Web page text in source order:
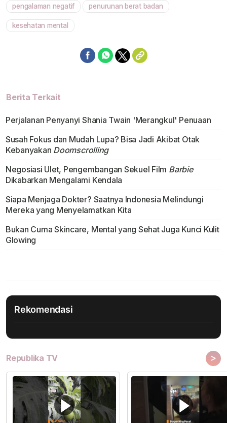
pengalaman negatif penurunan berat badan
kesehatan mental
Berita Terkait
Perjalanan Penyanyi Shania Twain 'Merangkul' Penuaan
Susah Fokus dan Mudah Lupa? Bisa Jadi Akibat Otak
Kebanyakan Doomscrolling
Negosiasi Ulet, Pengembangan Sekuel Film Barbie
Dikabarkan Mengalami Kendala
Siapa Menjaga Dokter? Saatnya Indonesia Melindungi
Mereka yang Menyelamatkan Kita
Bukan Cuma Skincare, Mental yang Sehat Juga Kunci Kulit
Glowing
Rekomendasi
Republika TV >